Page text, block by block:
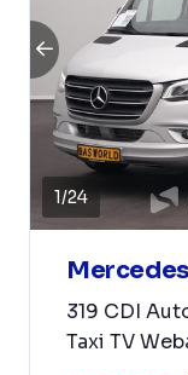
1/24
319 CDI
Taxi TV